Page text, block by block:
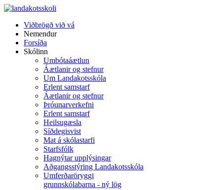
Viðbrögð við vá
Nemendur
Forsíða
Skólinn
Umbótaáætlun
Áætlanir og stefnur
Um Landakotsskóla
Erlent samstarf
Áætlanir og stefnur
Þróunarverkefni
Erlent samstarf
Heilsugæsla
Síðdegisvist
Mat á skólastarfi
Starfsfólk
Hagnýtar upplýsingar
Aðgangsstýring Landakotsskóla
Umferðaröryggi
grunnskólabarna - ný lög